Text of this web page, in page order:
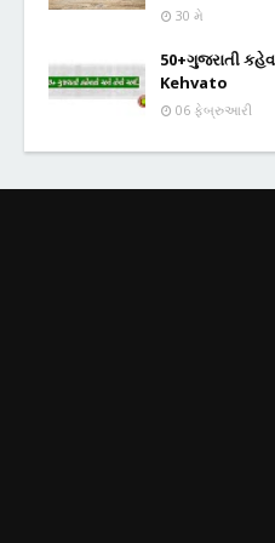
30 મે
50+ગુજરાતી
Kehvato
06 ફેબ્રુઆરી